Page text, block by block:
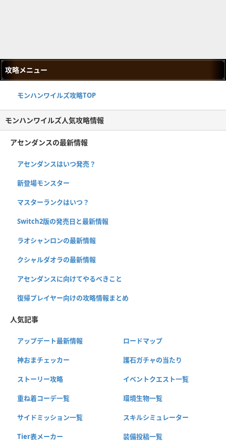
攻略メニュー
モンハンワイルズ攻略TOP
モンハンワイルズ人気攻略情報
アセンダンスの最新情報
アセンダンスはいつ発売？
新登場モンスター
マスターランクはいつ？
Switch2版の発売日と最新情報
ラオシャンロンの最新情報
クシャルダオラの最新情報
アセンダンスに向けてやるべきこと
復帰プレイヤー向けの攻略情報まとめ
人気記事
アップデート最新情報 ロードマップ
神おまチェッカー 護石ガチャの当たり
ストーリー攻略 イベントクエスト一覧
重ね着コーデ一覧 環境生物一覧
サイドミッション一覧 スキルシミュレーター
Tier表メーカー 装備投稿一覧